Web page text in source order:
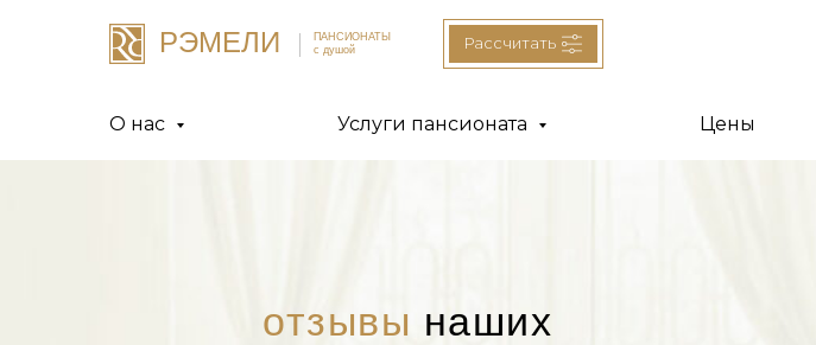
ПАНСИОНАТЫ
с душой
Рассчитать
РЭМЕЛИ
О нас Услуги пансионата Цены
отзывы наших